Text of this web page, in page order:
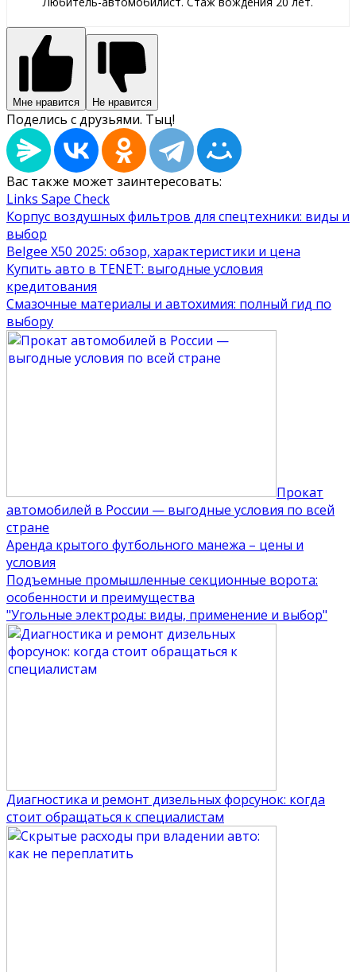
Мне нравится Не нравится
Поделись с друзьями. Тыц!
Вас также может заинтересовать:
Links Sape Check
Корпус воздушных фильтров для спецтехники: виды и
выбор
Belgee X50 2025: обзор, характеристики и цена
Купить авто в TENET: выгодные условия
кредитования
Смазочные материалы и автохимия: полный гид по
выбору
Прокат
автомобилей в России — выгодные условия по всей
стране
Аренда крытого футбольного манежа – цены и
условия
Подъемные промышленные секционные ворота:
особенности и преимущества
"Угольные электроды: виды, применение и выбор"
Диагностика и ремонт дизельных форсунок: когда
стоит обращаться к специалистам